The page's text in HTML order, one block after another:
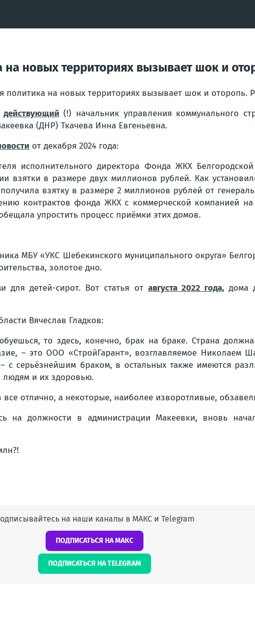
новых территориях вызывает шок и
политика на новых территориях вызывает шок и оторопь.
действующий (!) начальник управления коммунального
(ДНР) Ткачева Инна Евгеньевна.
от декабря 2024 года:
исполнительного директора Фонда ЖКХ
взятки в размере двух миллионов рублей. Как
взятку в размере 2 миллионов рублей от
контрактов фонда ЖКХ с коммерческой компанией
упростить процесс приёмки этих домов.
МБУ «УКС Шебекинского муниципального округа»
золотое дно.
для детей-сирот. Вот статья от августа 2022 года,дома
Вячеслав Гладков:
то здесь, конечно, брак на браке. Страна
– это ООО «СтройГарант», возглавляемое Николаем
серьёзнейшим браком, в остальных также имеются
людям и их здоровью.
отлично, а некоторые, наиболее изворотливые,
на должности в администрации Макеевки, вновь
на наши каналы в МАКС и Telegram
ПОДПИСАТЬСЯ НА МАКС
ПОДПИСАТЬСЯ НА TELEGRAM